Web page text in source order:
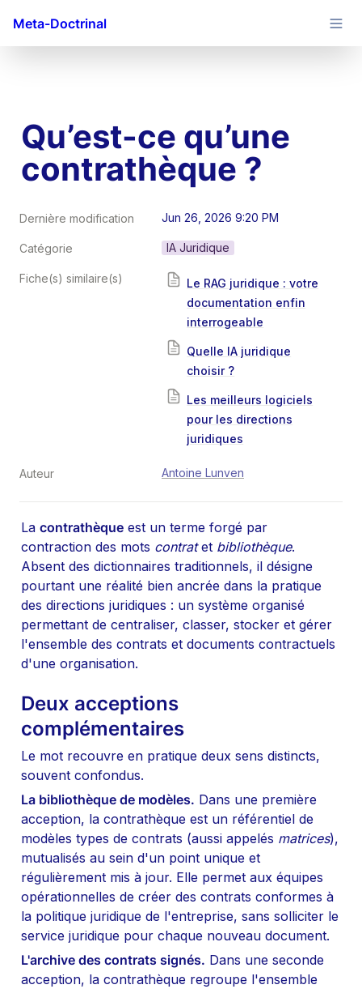
Meta-Doctrinal
Qu’est-ce qu’une
contrathèque ?
Dernière modification Jun 26, 2026 9:20 PM
Catégorie IA Juridique
Fiche(s) similaire(s)
Le RAG juridique : votre
documentation enfin
interrogeable
Quelle IA juridique
choisir ?
Les meilleurs logiciels
pour les directions
juridiques
Auteur Antoine Lunven
La contrathèque est un terme forgé par
contraction des mots contrat et bibliothèque.
Absent des dictionnaires traditionnels, il désigne
pourtant une réalité bien ancrée dans la pratique
des directions juridiques : un système organisé
permettant de centraliser, classer, stocker et gérer
l'ensemble des contrats et documents contractuels
d'une organisation.
Deux acceptions
complémentaires
Le mot recouvre en pratique deux sens distincts,
souvent confondus.
La bibliothèque de modèles. Dans une première
acception, la contrathèque est un référentiel de
modèles types de contrats (aussi appelés matrices),
mutualisés au sein d'un point unique et
régulièrement mis à jour. Elle permet aux équipes
opérationnelles de créer des contrats conformes à
la politique juridique de l'entreprise, sans solliciter le
service juridique pour chaque nouveau document.
L'archive des contrats signés. Dans une seconde
acception, la contrathèque regroupe l'ensemble